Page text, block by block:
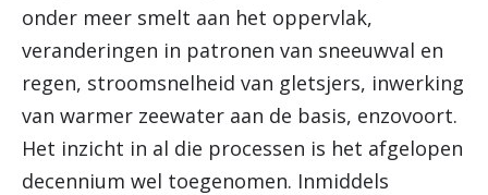
onder meer smelt aan het oppervlak,
veranderingen in patronen van sneeuwval en
regen, stroomsnelheid van gletsjers, inwerking
van warmer zeewater aan de basis, enzovoort.
Het inzicht in al die processen is het afgelopen
decennium wel toegenomen. Inmiddels